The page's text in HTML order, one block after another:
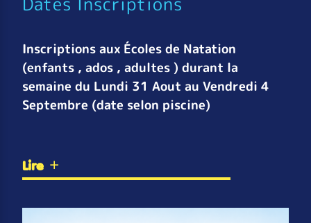
Inscriptions aux Écoles de Natation
(enfants , ados , adultes ) durant la
semaine du Lundi 31 Aout au Vendredi 4
Septembre (date selon piscine)
Lire